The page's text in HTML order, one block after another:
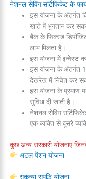
नेशनल सेविंग सर्टिफिकेट के
इस योजना के अंतर्गत
खाते में भुगतान कर
बैंक के फिक्स्ड
लाभ मिलता है।
इस योजना में इन्वेस्ट
इस योजना के अंतर्गत
देखरेख में निवेश कर
इस योजना के प्रमाण
सुविधा दी जाती है।
नेशनल सेविंग
एक व्यक्ति से दूसरे
कुछ अन्य सरकारी योजनाएं
अटल पेंशन योजना
सुकन्या समृद्धि योजना